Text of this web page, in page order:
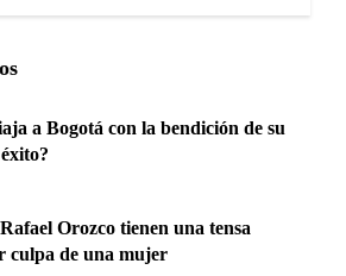
a Bogotá con la bendición de su
Orozco tienen una tensa
culpa de una mujer